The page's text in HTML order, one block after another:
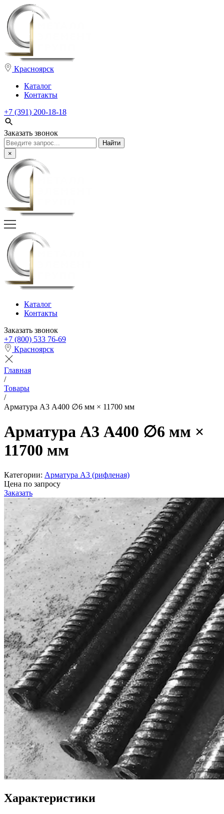
Красноярск
Каталог
Контакты
+7 (391) 200-18-18
Заказать звонок
Поиск:
×
Каталог
Контакты
Заказать звонок
+7 (800) 533 76-69
Красноярск
Главная
/
Товары
/
Арматура А3 А400 ∅6 мм × 11700 мм
Арматура А3 А400 ∅6 мм ×
11700 мм
Категории: Арматура А3 (рифленая)
Цена по запросу
Заказать
Характеристики